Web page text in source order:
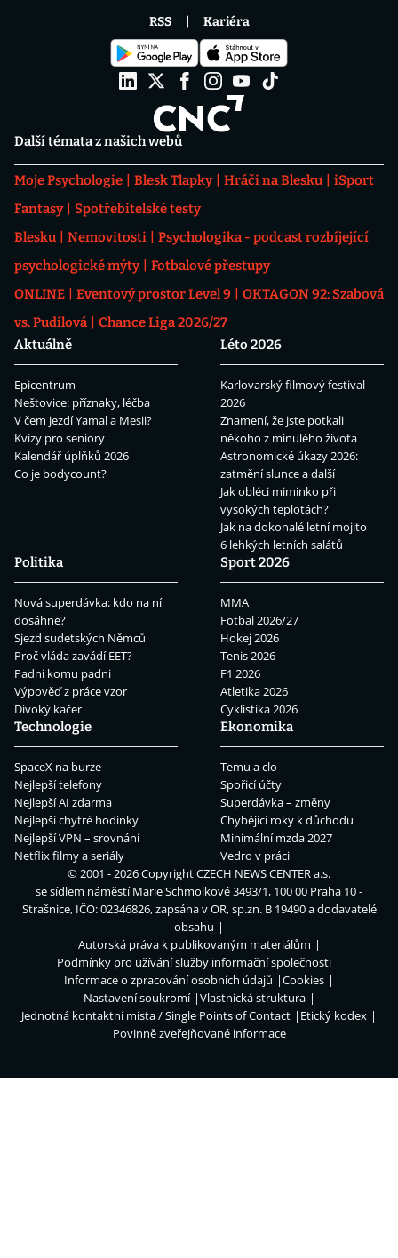
Další témata z našich webů
Moje Psychologie Blesk Tlapky Hráči na Blesku
iSport
Fantasy
Spotřebitelské testy
Blesku
Nemovitosti
Psychologika - podcast rozbíjející
psychologické mýty
Fotbalové přestupy
ONLINE
Eventový prostor Level 9
OKTAGON 92: Szabová
vs. Pudilová
Chance Liga 2026/27
Aktuálně
Epicentrum
Neštovice: příznaky, léčba
V čem jezdí Yamal a Mesii?
Kvízy pro seniory
Kalendář úplňků 2026
Co je bodycount?
Léto 2026
Karlovarský filmový festival
2026
Znamení, že jste potkali
někoho z minulého života
Astronomické úkazy 2026:
zatmění slunce a další
Jak obléci miminko při
vysokých teplotách?
Jak na dokonalé letní mojito
6 lehkých letních salátů
Politika
Nová superdávka: kdo na ní
dosáhne?
Sjezd sudetských Němců
Proč vláda zavádí EET?
Padni komu padni
Výpověď z práce vzor
Divoký kačer
Sport 2026
MMA
Fotbal 2026/27
Hokej 2026
Tenis 2026
F1 2026
Atletika 2026
Cyklistika 2026
Technologie
SpaceX na burze
Nejlepší telefony
Nejlepší AI zdarma
Nejlepší chytré hodinky
Nejlepší VPN – srovnání
Netflix filmy a seriály
Ekonomika
Temu a clo
Spořicí účty
Superdávka – změny
Chybějící roky k důchodu
Minimální mzda 2027
Vedro v práci
RSS Kariéra
© 2001 - 2026 CopyrightCZECH NEWS CENTER a.s.
se sídlem náměstí Marie Schmolkové 3493/1, 100 00 Praha 10 -
Strašnice, IČO: 02346826, zapsána v OR, sp.zn. B 19490 a dodavatelé
obsahu
Autorská práva k publikovaným materiálům
Podmínky pro užívání služby informační společnosti
Informace o zpracování osobních údajů
Cookies
Nastavení soukromí
Vlastnická struktura
Jednotná kontaktní místa / Single Points of Contact
Etický kodex
Povinně zveřejňované informace